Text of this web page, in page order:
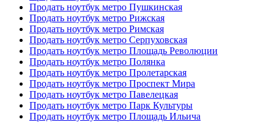
Продать ноутбук метро Пушкинская
Продать ноутбук метро Рижская
Продать ноутбук метро Римская
Продать ноутбук метро Серпуховская
Продать ноутбук метро Площадь Революции
Продать ноутбук метро Полянка
Продать ноутбук метро Пролетарская
Продать ноутбук метро Проспект Мира
Продать ноутбук метро Павелецкая
Продать ноутбук метро Парк Культуры
Продать ноутбук метро Площадь Ильича